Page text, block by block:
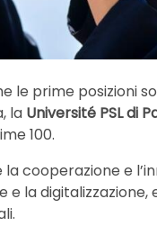
le prime posizioni
la Université PSL di
100.
cooperazione e
la digitalizzazione,